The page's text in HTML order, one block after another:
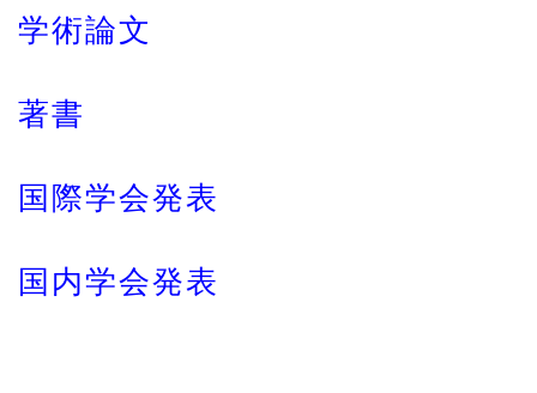
学術論文
著書
国際学会発表
国内学会発表